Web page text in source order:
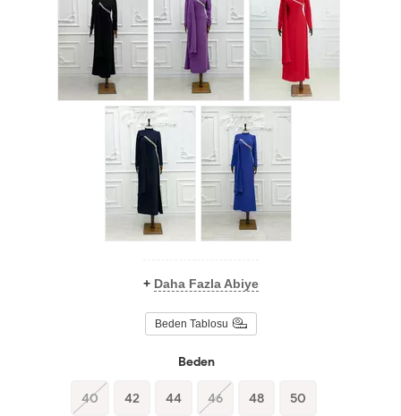
+ Daha Fazla Abiye
Beden Tablosu
Beden
40 42 44 46 48 50